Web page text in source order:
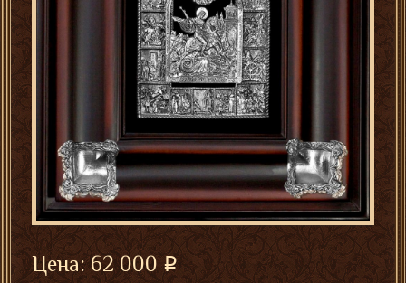
Цена:62 000